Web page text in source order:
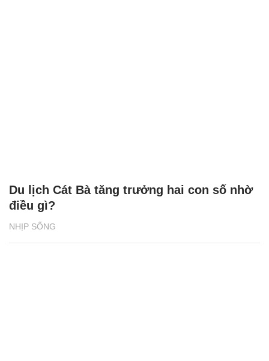
NHỊP SỐNG
Du lịch Cát Bà tăng trưởng hai con số nhờ
điều gì?